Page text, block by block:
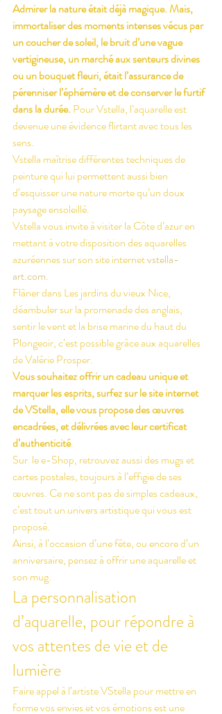
Admirer la nature était déjà magique. Mais,
immortaliser des moments intenses vécus par
un coucher de soleil, le bruit d’une vague
vertigineuse, un marché aux senteurs divines
ou un bouquet fleuri, était l’assurance de
pérenniser l’éphémère et de conserver le furtif
dans la durée. Pour Vstella, l’aquarelle est
devenue une évidence flirtant avec tous les
sens.
Vstella maîtrise différentes techniques de
peinture qui lui permettent aussi bien
d‘esquisser une nature morte qu’un doux
paysage ensoleillé.
Vstella vous invite à visiter la Côte d’azur en
mettant à votre disposition des aquarelles
azuréennes sur son site internet vstella-
art.com.
Flâner dans Les jardins du vieux Nice,
déambuler sur la promenade des anglais,
sentir le vent et la brise marine du haut du
Plongeoir, c’est possible grâce aux aquarelles
de Valérie Prosper.
Vous souhaitez offrir un cadeau unique et
marquer les esprits, surfez sur le site internet
de VStella, elle vous propose des œuvres
encadrées, et délivrées avec leur certificat
d’authenticité.
Sur  le e-Shop, retrouvez aussi des mugs et
cartes postales, toujours à l’effigie de ses
œuvres. Ce ne sont pas de simples cadeaux,
c’est tout un univers artistique qui vous est
proposé.
Ainsi, à l’occasion d’une fête, ou encore d’un
anniversaire, pensez à offrir une aquarelle et
son mug.
La personnalisation
d’aquarelle, pour répondre à
vos attentes de vie et de
lumière
Faire appel à l’artiste VStella pour mettre en
forme vos envies et vos émotions est une